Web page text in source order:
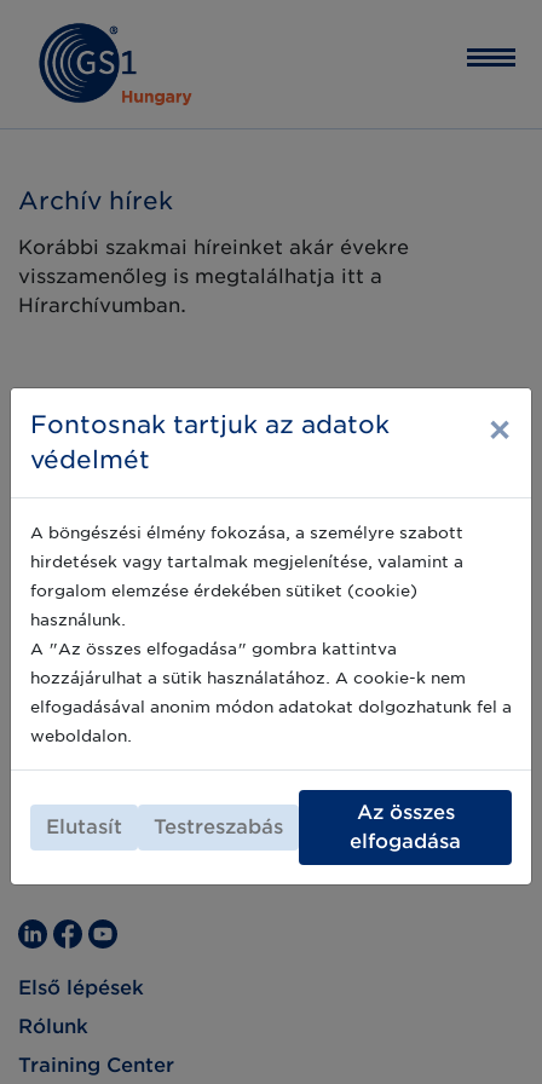
Archív hírek
Korábbi szakmai híreinket akár évekre
visszamenőleg is megtalálhatja itt a
Hírarchívumban.
Első lépések
Rólunk
Training Center
Fontosnak tartjuk az adatok
védelmét
×
A böngészési élmény fokozása, a személyre szabott
hirdetések vagy tartalmak megjelenítése, valamint a
forgalom elemzése érdekében sütiket (cookie)
használunk.
A "Az összes elfogadása" gombra kattintva
hozzájárulhat a sütik használatához. A cookie-k nem
elfogadásával anonim módon adatokat dolgozhatunk fel a
weboldalon.
Elutasít Testreszabás
Az összes
elfogadása